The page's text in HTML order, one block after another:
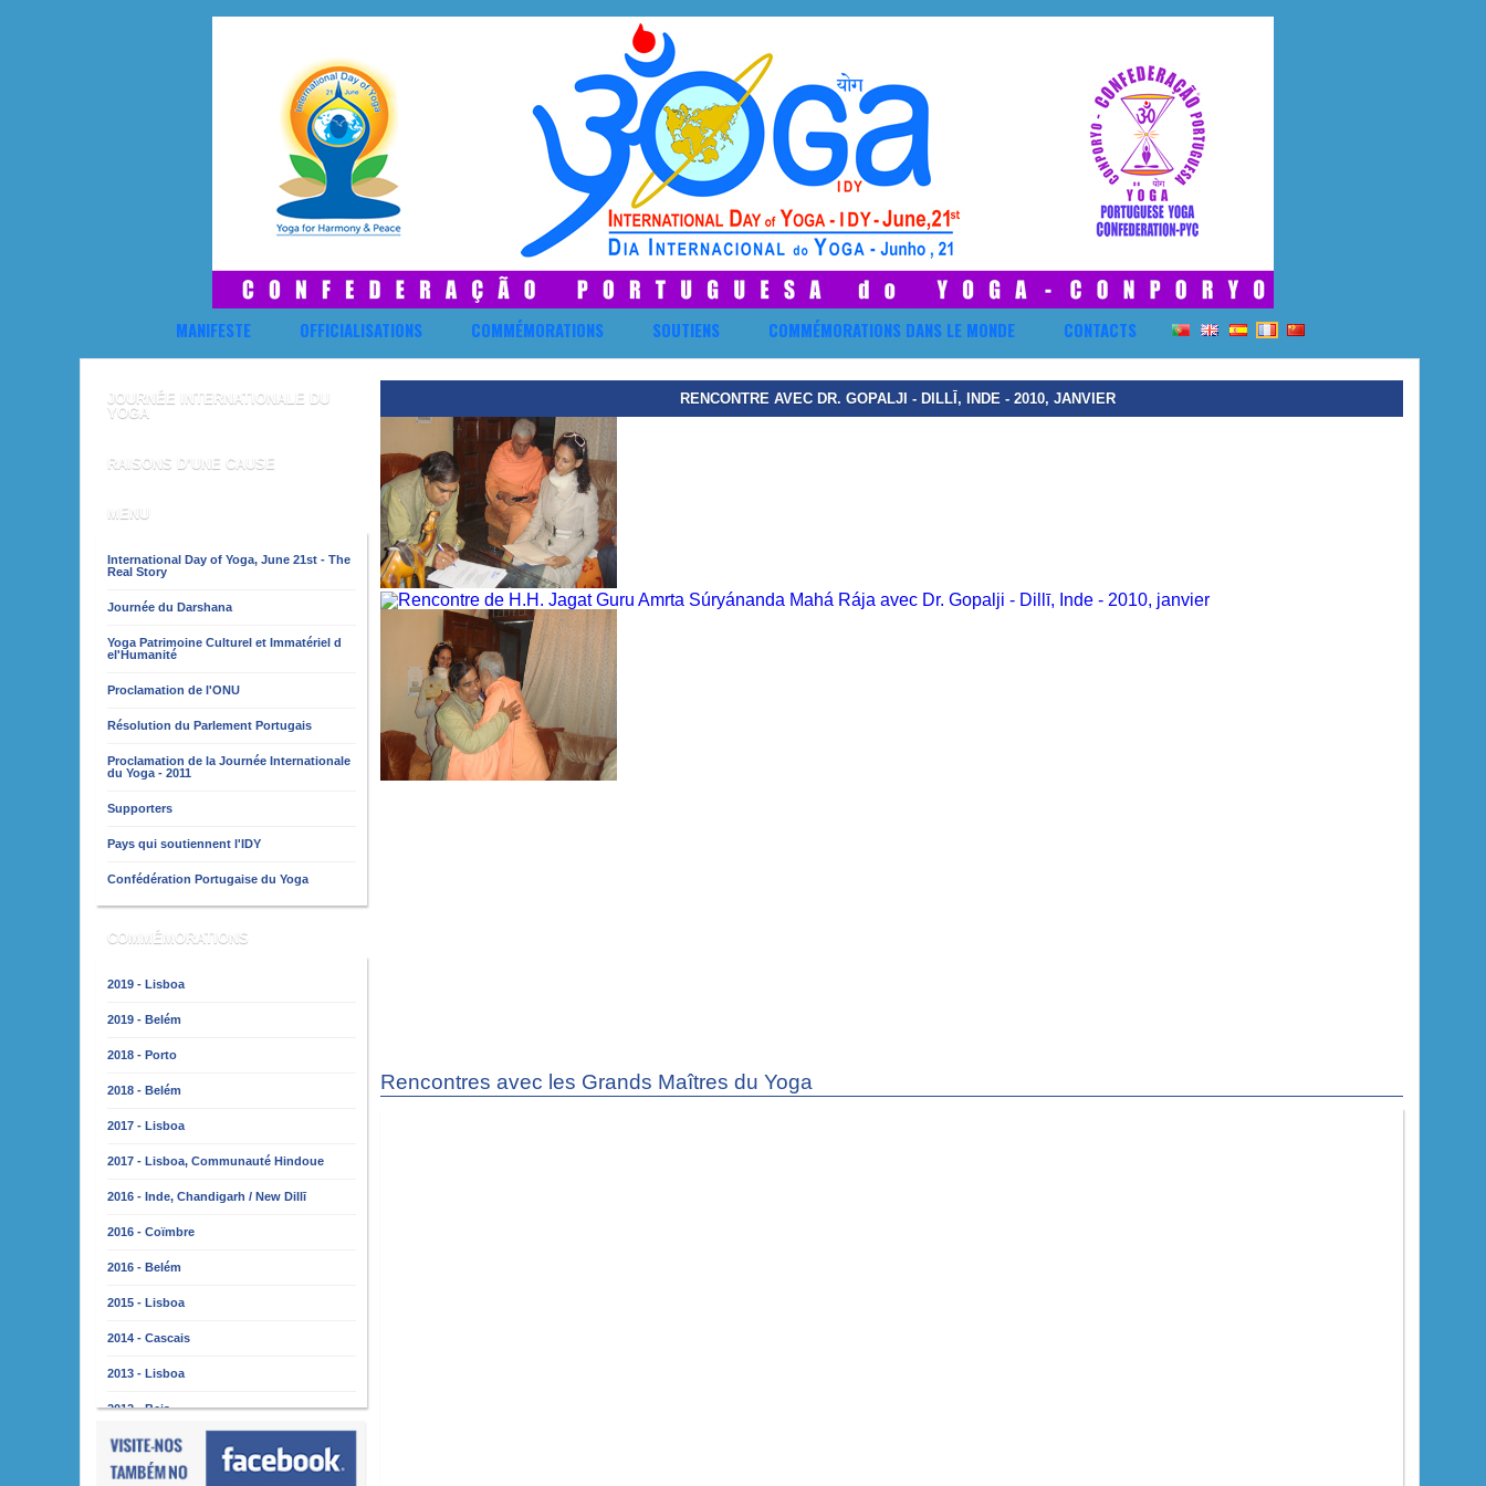
MANIFESTE OFFICIALISATIONS COMMÉMORATIONS SOUTIENS COMMÉMORATIONS DANS LE MONDE CONTACTS
JOURNÉE INTERNATIONALE DU
YOGA
RAISONS D’UNE CAUSE
MENU
International Day of Yoga, June 21st - The
Real Story
Journée du Darshana
Yoga Patrimoine Culturel et Immatériel d
el'Humanité
Proclamation de l'ONU
Résolution du Parlement Portugais
Proclamation de la Journée Internationale
du Yoga - 2011
Supporters
Pays qui soutiennent l'IDY
Confédération Portugaise du Yoga
COMMÉMORATIONS
2019 - Lisboa
2019 - Belém
2018 - Porto
2018 - Belém
2017 - Lisboa
2017 - Lisboa, Communauté Hindoue
2016 - Inde, Chandigarh / New Dillī
2016 - Coïmbre
2016 - Belém
2015 - Lisboa
2014 - Cascais
2013 - Lisboa
2012 - Beja
2011 - Lisbonne
2010 - Almada
RENCONTRE AVEC DR. GOPALJI - DILLĪ, INDE - 2010, JANVIER
Rencontres avec les Grands Maîtres du Yoga